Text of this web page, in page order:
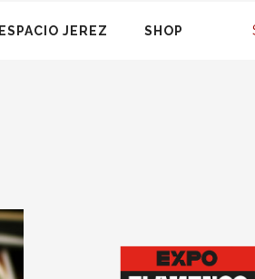
ESPACIO JEREZ SHOP